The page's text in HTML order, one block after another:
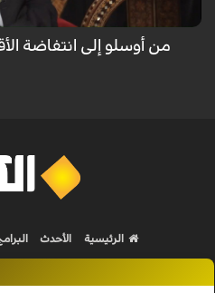
من أوسلو إلى انتفاضة
الرئيسية الأحدث